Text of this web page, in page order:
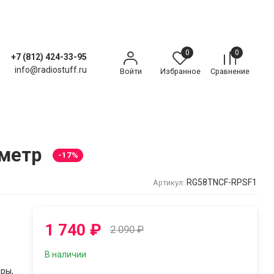
+7 (812) 424-33-95
info@radiostuff.ru
Войти
0
Избранное
0
Сравнение
-17%
Артикул: RG58TNCF-RPSF1
1 740₽ 2 090₽
В наличии